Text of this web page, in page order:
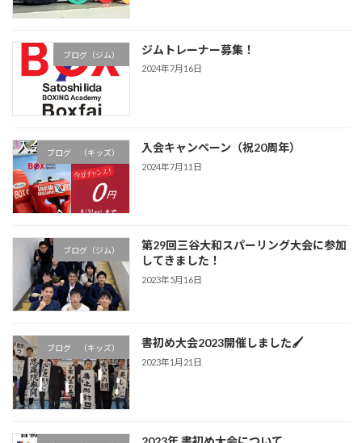
ブログ（ジム） ジムトレーナー募集！
2024年7月16日
ブログ （キッズ） 入会キャンペーン（祝20周年）
2024年7月11日
ブログ（ジム）
第29回三谷大和スパーリング大会に参加
してきました！
2023年5月16日
ブログ （キッズ） 書初め大会2023開催しました🖌
2023年1月21日